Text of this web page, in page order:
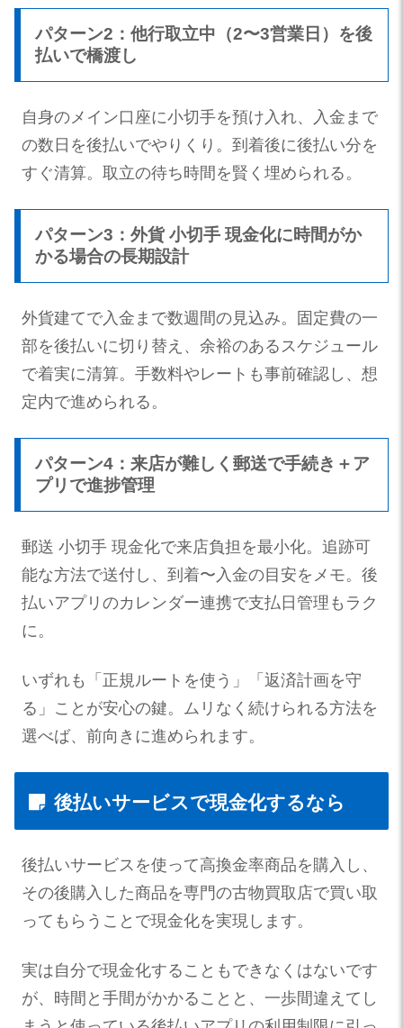
パターン2：他行取立中（2〜3営業日）を後
払いで橋渡し
自身のメイン口座に小切手を預け入れ、入金まで
の数日を後払いでやりくり。到着後に後払い分を
すぐ清算。取立の待ち時間を賢く埋められる。
パターン3：外貨 小切手 現金化に時間がか
かる場合の長期設計
外貨建てで入金まで数週間の見込み。固定費の一
部を後払いに切り替え、余裕のあるスケジュール
で着実に清算。手数料やレートも事前確認し、想
定内で進められる。
パターン4：来店が難しく郵送で手続き＋ア
プリで進捗管理
郵送 小切手 現金化で来店負担を最小化。追跡可
能な方法で送付し、到着〜入金の目安をメモ。後
払いアプリのカレンダー連携で支払日管理もラク
に。
いずれも「正規ルートを使う」「返済計画を守
る」ことが安心の鍵。ムリなく続けられる方法を
選べば、前向きに進められます。
後払いサービスで現金化するなら
後払いサービスを使って高換金率商品を購入し、
その後購入した商品を専門の古物買取店で買い取
ってもらうことで現金化を実現します。
実は自分で現金化することもできなくはないです
が、時間と手間がかかることと、一歩間違えてし